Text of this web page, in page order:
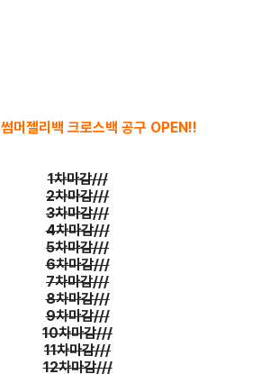
썸머젤리백 크로스백 공구 OPEN!!
1차마감///
2차마감///
3차마감///
4차마감///
5차마감///
6차마감///
7차마감///
8차마감///
9차마감///
10차마감///
11차마감///
12차마감///